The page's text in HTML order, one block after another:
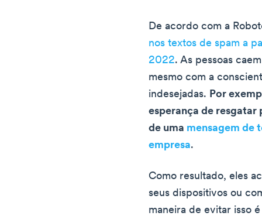
De acordo com a
nos textos de spam a
2022. As pessoas
mesmo com a
indesejadas. Por
esperança de resgatar
de uma mensagem de
empresa.
Como resultado, eles
seus dispositivos ou
maneira de evitar isso